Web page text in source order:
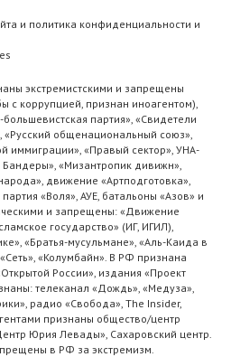
и политика конфиденциальности и
экстремистскими и запрещены
коррупцией, признан иноагентом),
партия», «Свидетели
общенациональный союз»,
иммиграции», «Правый сектор», УНА-
«Мизантропик дивижн»,
движение «Артподготовка»,
«Воля», АУЕ, батальоны «Азов» и
и запрещены: «Движение
государство» (ИГ, ИГИЛ),
«Братья-мусульмане», «Аль-Каида в
«Колумбайн». В РФ признана
России», издания «Проект
телеканал «Дождь», «Медуза»,
радио «Свобода», The Insider,
признаны общество/центр
Юрия Левады», Сахаровский центр.
в РФ за экстремизм.